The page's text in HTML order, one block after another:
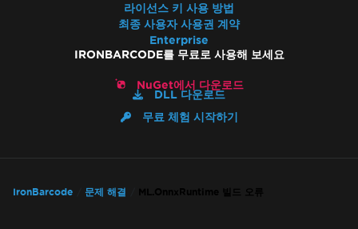
라이선스 키 사용 방법
최종 사용자 사용권 계약
Enterprise
IRONBARCODE를 무료로 사용해 보세요
NuGet에서 다운로드
DLL 다운로드
무료 체험 시작하기
IronBarcode 문제 해결 ML.OnnxRuntime 빌드 오류